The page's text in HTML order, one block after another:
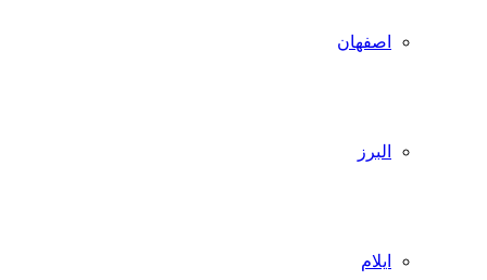
اصفهان
البرز
ایلام